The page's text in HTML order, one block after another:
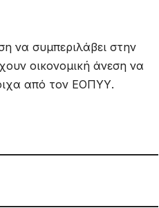
να συμπεριλάβει στην
οικονομική άνεση να
από τον ΕΟΠΥΥ.